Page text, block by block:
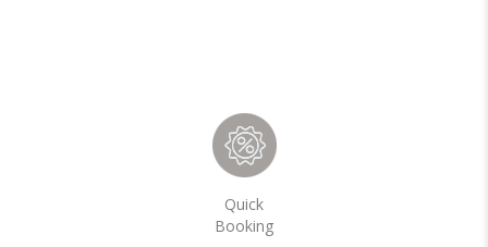
Quick
Booking